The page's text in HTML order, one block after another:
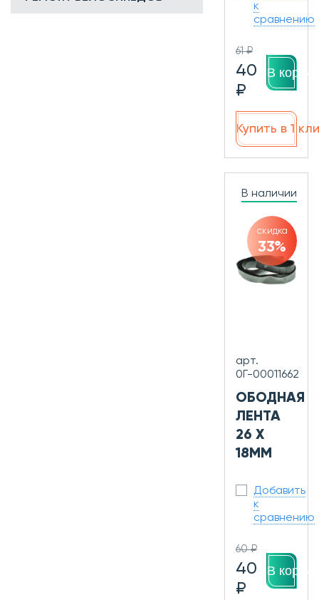
к
сравнению
61 ₽
40
₽
В
Купить в 1
В наличии
скидка
33%
арт.
0Г-00011662
ОБОДНАЯ
ЛЕНТА
26 X
18ММ
Добавить
к
сравнению
60 ₽
40
₽
В